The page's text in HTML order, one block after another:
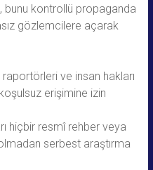
kontrollü propaganda
gözlemcilere açarak
ve insan hakları
erişimine izin
hiçbir resmî rehber veya
serbest araştırma